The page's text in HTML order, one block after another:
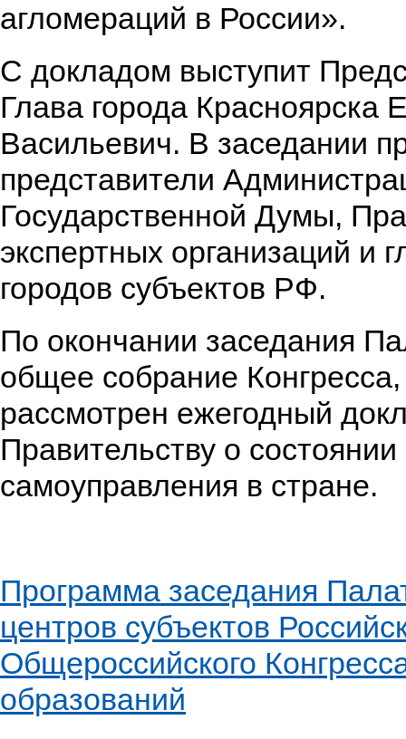
агломераций в России».
С докладом выступит
Глава города Красноярска
Васильевич. В заседании
представители
Государственной Думы,
экспертных организаций и
городов субъектов РФ.
По окончании заседания
общее собрание
рассмотрен ежегодный
Правительству о состоянии
самоуправления в стране.
Программа заседания
центров субъектов
Общероссийского
образований